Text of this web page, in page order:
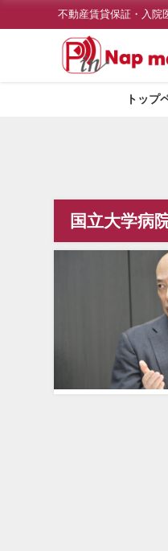
不動産賃貸保証・入院
トップ
国立大学病